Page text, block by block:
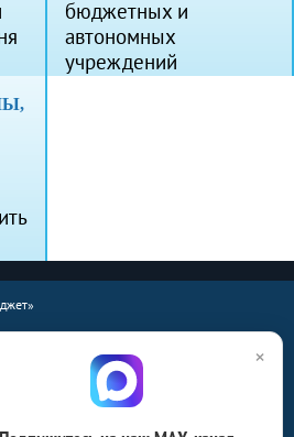
бюджетных и
автономных
учреждений
о финансовой жизни страны.
×